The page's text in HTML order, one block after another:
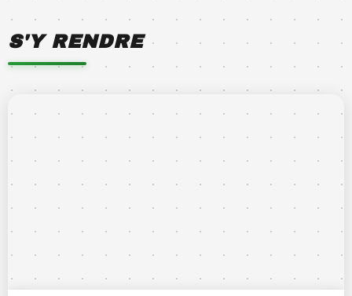
S'Y RENDRE